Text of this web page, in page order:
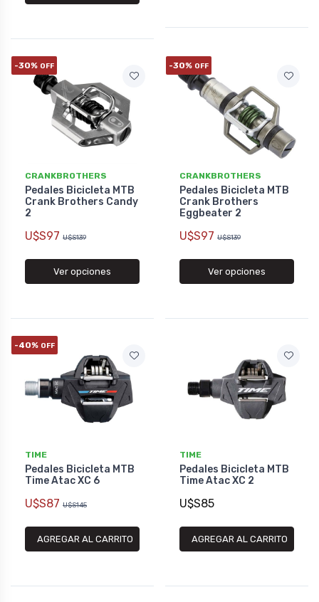
-30% OFF
CRANKBROTHERS
Pedales Bicicleta MTB
Crank Brothers Candy
2
U$S97 U$S139
Ver opciones
-30% OFF
CRANKBROTHERS
Pedales Bicicleta MTB
Crank Brothers
Eggbeater 2
U$S97 U$S139
Ver opciones
-40% OFF
TIME
Pedales Bicicleta MTB
Time Atac XC 6
U$S87 U$S145
AGREGAR AL CARRITO
TIME
Pedales Bicicleta MTB
Time Atac XC 2
U$S85
AGREGAR AL CARRITO